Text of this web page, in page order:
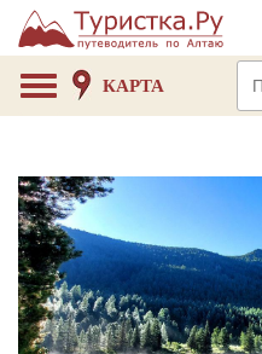
КАРТА